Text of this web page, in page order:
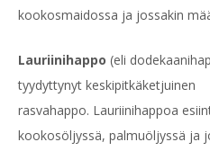
kookosmaidossa ja jossakin
Lauriinihappo (eli
tyydyttynyt keskipitkäketjuinen
rasvahappo. Lauriinihappoa
kookosöljyssä, palmuöljyssä ja